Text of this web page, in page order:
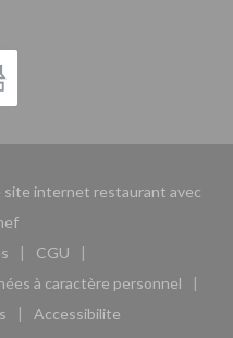
internet restaurant avec
((ouvre une nouvelle fenêtre))
une nouvelle fenêtre))
CGU
((ouvre une nouvelle
à caractère personnel
((ouvre une nouvelle fenêtre))
une nouvelle fenêtre))
Accessibilite